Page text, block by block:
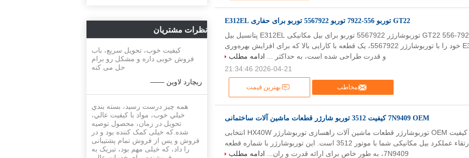
نظرات مشتریان
کیفیت خوب، تحویل سریع، باب
فروش خوبی داره و مشکل رو برام
حل می کنه
—— ریچارد لاوین
همه چيز درست رسيد، بسته بندي
خيلي خوب، مواد با کيفيت عالي،
تحویل در زمان، محصول توصيه
شده.که خیلی کمک کننده بود و در
فروش و پس از فروش تمام پشتیبانی
را داد، که خیلی مهم بود، تبریک به
GT22 توربو 556-7922 توربو 5567922 توربو برای حفاری E312EL
مخاطب بهترین قیمت
توربوشارژر GT22 556-7922 توربوشارژر 5567922 توربو برای بیل مکانیکی E312EL پتانسیل بیل
مکانیکی E312EL خود را با توربوشارژر 5567922، یک قطعه با کارایی بالا که برای افزایش بهره‌وری
و قدرت طراحی شده است، به حداکثر ... ادامه مطلب
2026-04-21 21:34:46
7N9409 OEM کیفیت 3512 توربو شارژر قطعات ماشین آلات ساختمانی
7N9409 EMB کیفیت OEM توربوشارژر قطعات ماشین آلات راهسازی توربوشارژر HX40W انتخابی
عالی برای ارتقاء عملکرد بیل مکانیکی شما با موتور 3512 است. این توربوشارژر با شماره قطعه
7N9409، به طور خاص برای ارائه قدرت و ران...
ادامه مطلب